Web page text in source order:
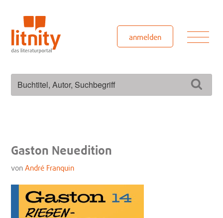
springen
anmelden
Gaston Neuedition
vonAndré Franquin